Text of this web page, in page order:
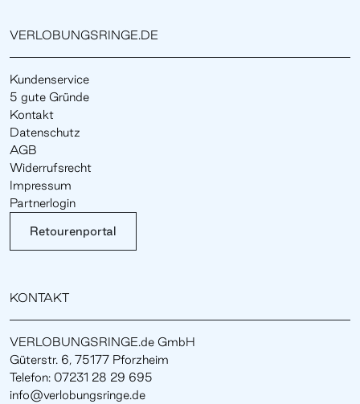
VERLOBUNGSRINGE.DE
Kundenservice
5 gute Gründe
Kontakt
Datenschutz
AGB
Widerrufsrecht
Impressum
Partnerlogin
Retourenportal
KONTAKT
VERLOBUNGSRINGE.de GmbH
Güterstr. 6, 75177 Pforzheim
Telefon: 07231 28 29 695
info@verlobungsringe.de